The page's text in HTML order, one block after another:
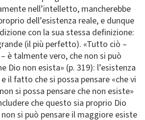
nell’intelletto, mancherebbe
dell’esistenza reale, e dunque
con la sua stessa definizione:
(il più perfetto). «Tutto ciò –
è talmente vero, che non si può
Dio non esista» (p. 319): l’esistenza
il fatto che si possa pensare «che vi
si possa pensare che non esiste»
che questo sia proprio Dio
si può pensare il maggiore esiste